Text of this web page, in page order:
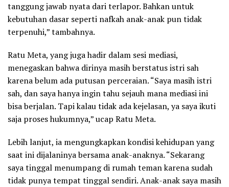
tanggung jawab nyata dari terlapor. Bahkan untuk
kebutuhan dasar seperti nafkah anak-anak pun tidak
terpenuhi,” tambahnya.
Ratu Meta, yang juga hadir dalam sesi mediasi,
menegaskan bahwa dirinya masih berstatus istri sah
karena belum ada putusan perceraian. “Saya masih istri
sah, dan saya hanya ingin tahu sejauh mana mediasi ini
bisa berjalan. Tapi kalau tidak ada kejelasan, ya saya ikuti
saja proses hukumnya,” ucap Ratu Meta.
Lebih lanjut, ia mengungkapkan kondisi kehidupan yang
saat ini dijalaninya bersama anak-anaknya. “Sekarang
saya tinggal menumpang di rumah teman karena sudah
tidak punya tempat tinggal sendiri. Anak-anak saya masih